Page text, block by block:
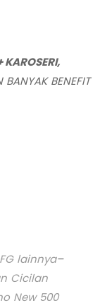
KAROSERI,
BENEFIT
lainnya–
Cicilan
New 500